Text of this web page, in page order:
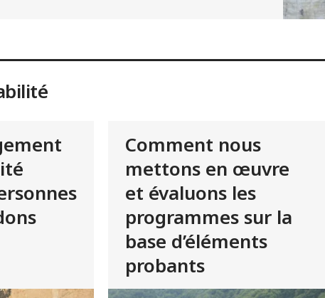
Comment nous
mettons en œuvre
et évaluons les
programmes sur la
base d’éléments
probants